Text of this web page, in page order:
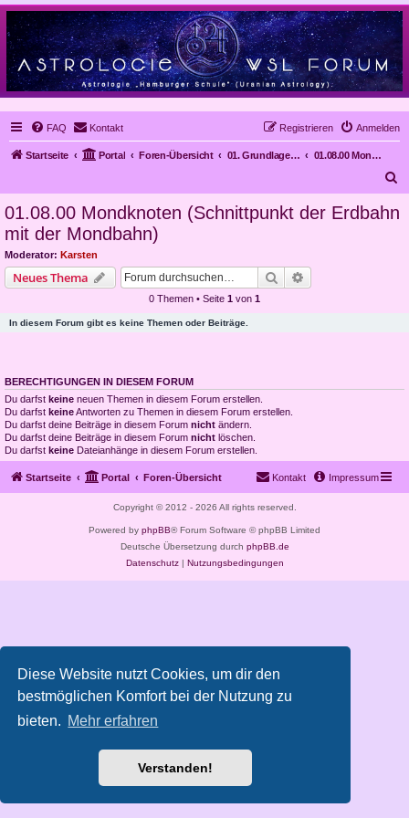
Diese Website nutzt Cookies, um dir den
bestmöglichen Komfort bei der Nutzung zu
bieten. Mehr erfahren
Verstanden!
FAQ Kontakt Anmelden
Registrieren
Startseite Portal Foren-Übersicht 01. Grundlagen der Astrologie
01.08.00 Mondknoten (Schnittpunkt der Erdbahn mit der Mondbahn)
01.08.00 Mondknoten (Schnittpunkt der Erdbahn
mit der Mondbahn)
Moderator: Karsten
Neues Thema Suche
0 Themen • Seite 1 von 1
In diesem Forum gibt es keine Themen oder Beiträge.
BERECHTIGUNGEN IN DIESEM FORUM
Du darfst keine neuen Themen in diesem Forum erstellen.
Du darfst keineAntworten zu Themen in diesem Forum erstellen.
Du darfst deine Beiträge in diesem Forum nicht ändern.
Du darfst deine Beiträge in diesem Forum nicht löschen.
Du darfst keine Dateianhänge in diesem Forum erstellen.
Startseite Portal Foren-Übersicht Impressum
Kontakt
Copyright © 2012 - 2026 All rights reserved.
Powered by phpBB® Forum Software © phpBB Limited
Deutsche Übersetzung durch phpBB.de
Datenschutz| Nutzungsbedingungen